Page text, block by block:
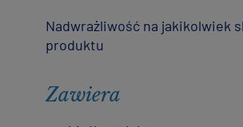
Nadwrażliwość na jakikolwiek
produktu
Zawiera